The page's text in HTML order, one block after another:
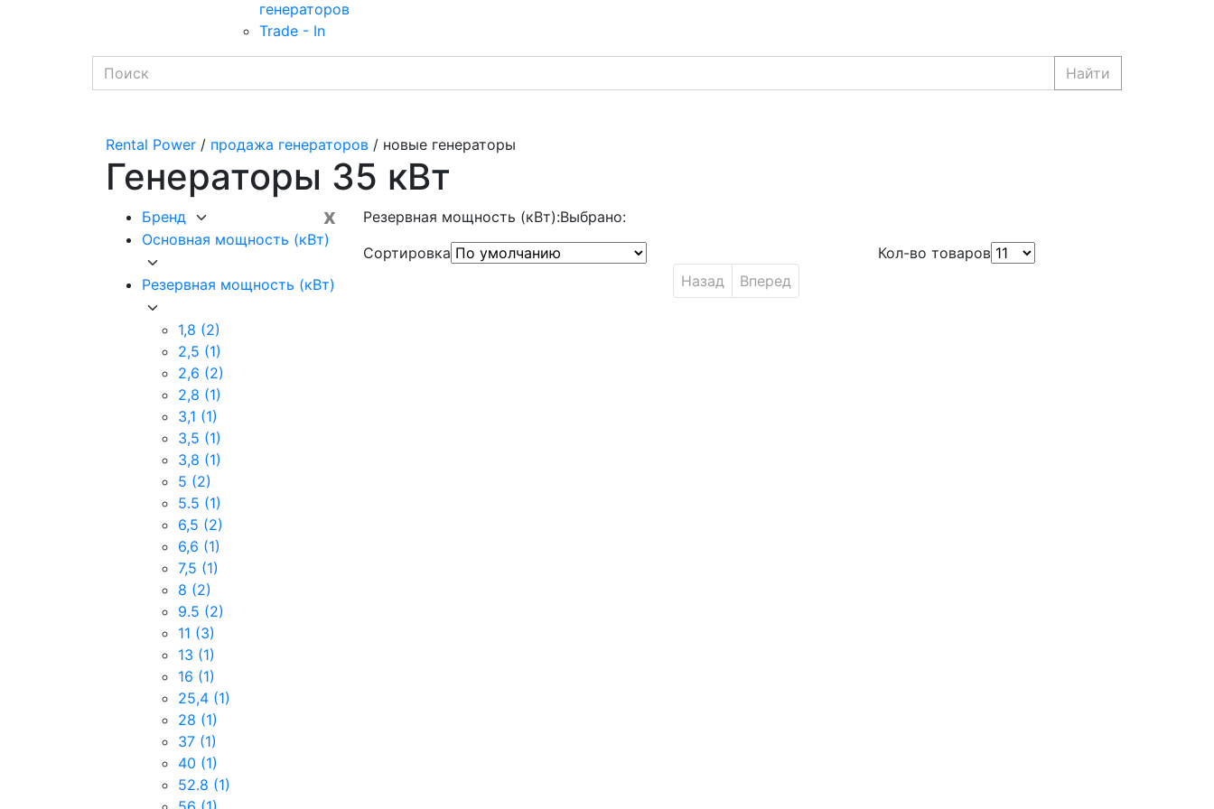
генераторов
Trade - In
Найти
Rental Power / продажа генераторов / новые генераторы
Генераторы 35 кВт
x
Бренд
Основная мощность (кВт)
Резервная мощность (кВт)
1,8 (2)
2,5 (1)
2,6 (2)
2,8 (1)
3,1 (1)
3,5 (1)
3,8 (1)
5 (2)
5.5 (1)
6,5 (2)
6,6 (1)
7,5 (1)
8 (2)
9.5 (2)
11 (3)
13 (1)
16 (1)
25,4 (1)
28 (1)
37 (1)
40 (1)
52.8 (1)
Резервная мощность (кВт):Выбрано:
Сортировка
Кол-во товаров
Назад
Вперед